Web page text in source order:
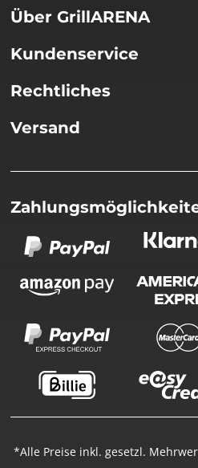
Über GrillARENA
Kundenservice
Rechtliches
Versand
*Alle Preise inkl. gesetzl.